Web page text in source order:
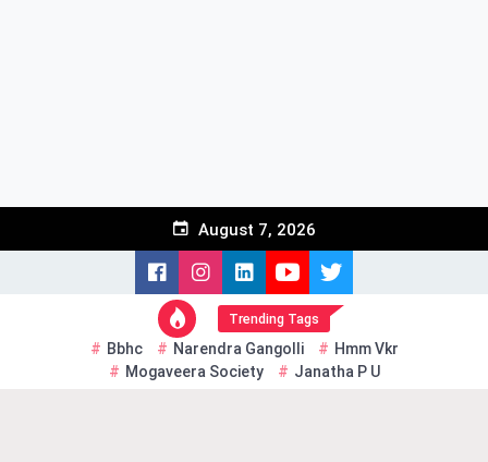
August 7, 2026
Trending Tags
Bbhc Narendra Gangolli
Hmm Vkr
Mogaveera Society
Janatha P U